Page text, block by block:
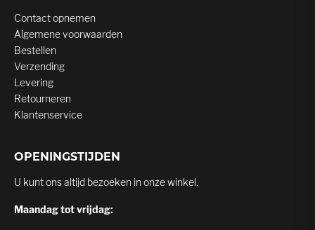
Contact opnemen
Algemene voorwaarden
Bestellen
Verzending
Levering
Retourneren
Klantenservice
OPENINGSTIJDEN
U kunt ons altijd bezoeken in onze winkel.
Maandag tot vrijdag: